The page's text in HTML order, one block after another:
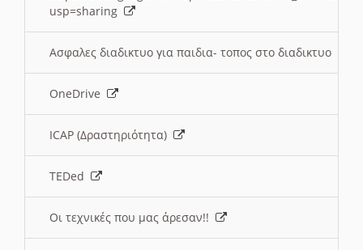
usp=sharing
Ασφαλες διαδικτυο για παιδια- τοπος στο διαδικτυο
OneDrive
ICAP (Δραστηριότητα)
TEDed
Οι τεχνικές που μας άρεσαν!!